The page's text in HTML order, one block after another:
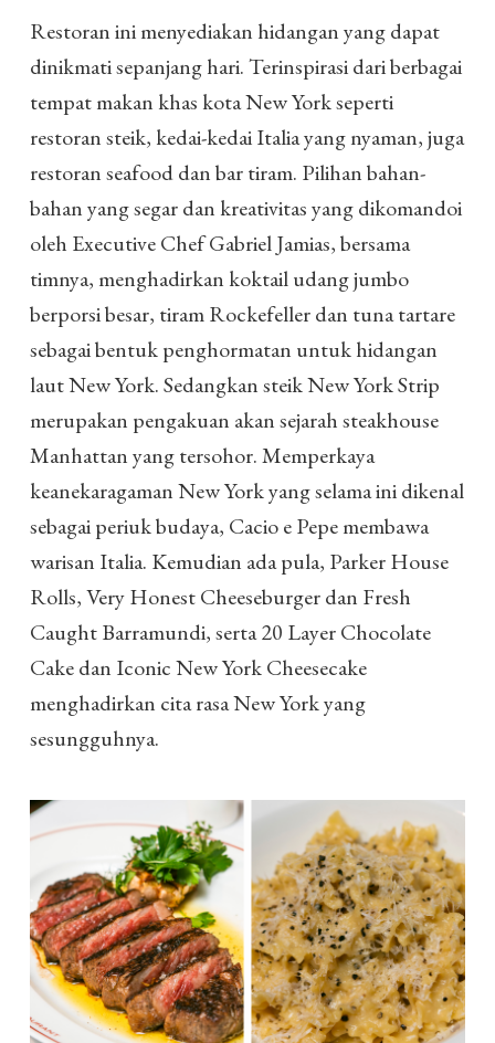
Restoran ini menyediakan hidangan yang dapat
dinikmati sepanjang hari. Terinspirasi dari berbagai
tempat makan khas kota New York seperti
restoran steik, kedai-kedai Italia yang nyaman, juga
restoran seafood dan bar tiram. Pilihan bahan-
bahan yang segar dan kreativitas yang dikomandoi
oleh Executive Chef Gabriel Jamias, bersama
timnya, menghadirkan koktail udang jumbo
berporsi besar, tiram Rockefeller dan tuna tartare
sebagai bentuk penghormatan untuk hidangan
laut New York. Sedangkan steik New York Strip
merupakan pengakuan akan sejarah steakhouse
Manhattan yang tersohor. Memperkaya
keanekaragaman New York yang selama ini dikenal
sebagai periuk budaya, Cacio e Pepe membawa
warisan Italia. Kemudian ada pula, Parker House
Rolls, Very Honest Cheeseburger dan Fresh
Caught Barramundi, serta 20 Layer Chocolate
Cake dan Iconic New York Cheesecake
menghadirkan cita rasa New York yang
sesungguhnya.